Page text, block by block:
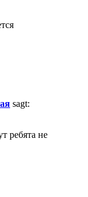
sagt:
ребята не